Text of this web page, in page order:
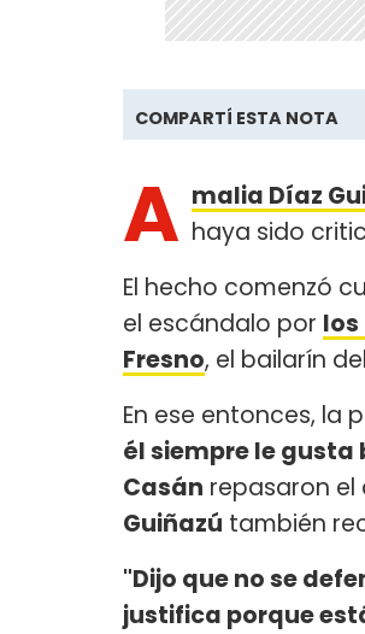
COMPARTÍ ESTA NOTA
A malia Díaz
haya sido
El hecho comenzó
el escándalo por
Fresno, el bailarín
En ese entonces, la
él siempre le gusta
Casán repasaron
Guiñazú también
"Dijo que no se
justifica porque